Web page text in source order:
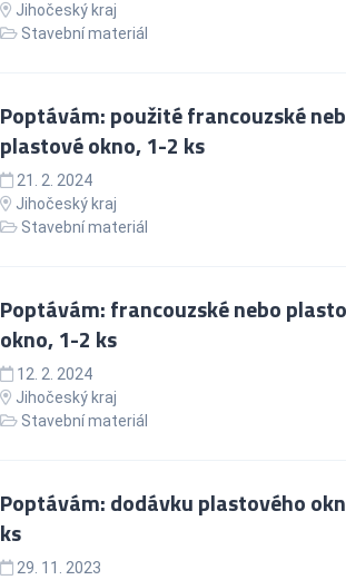
Jihočeský kraj
Stavební materiál
Poptávám: použité francouzské
plastové okno, 1-2 ks
21. 2. 2024
Jihočeský kraj
Stavební materiál
Poptávám: francouzské nebo
okno, 1-2 ks
12. 2. 2024
Jihočeský kraj
Stavební materiál
Poptávám: dodávku plastového
ks
29. 11. 2023